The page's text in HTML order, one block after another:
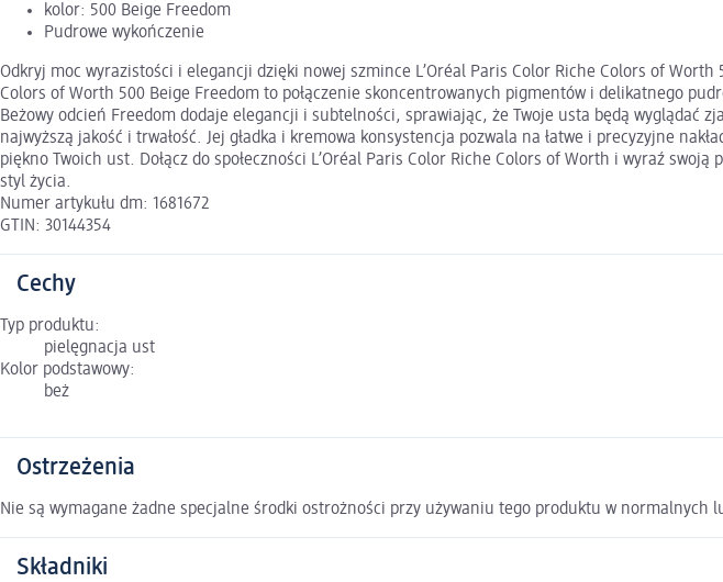
kolor: 500 Beige Freedom
Pudrowe wykończenie
Odkryj moc wyrazistości i elegancji dzięki nowej szmince L’Oréal Paris Color Riche Colors of
Colors of Worth 500 Beige Freedom to połączenie skoncentrowanych pigmentów i delikatnego
Beżowy odcień Freedom dodaje elegancji i subtelności, sprawiając, że Twoje usta będą wyglądać
najwyższą jakość i trwałość. Jej gładka i kremowa konsystencja pozwala na łatwe i precyzyjne
piękno Twoich ust. Dołącz do społeczności L’Oréal Paris Color Riche Colors of Worth i wyraź
styl życia.
Numer artykułu dm: 1681672
GTIN: 30144354
Cechy
Typ produktu:
pielęgnacja ust
Kolor podstawowy:
beż
Ostrzeżenia
Nie są wymagane żadne specjalne środki ostrożności przy używaniu tego produktu w
Składniki